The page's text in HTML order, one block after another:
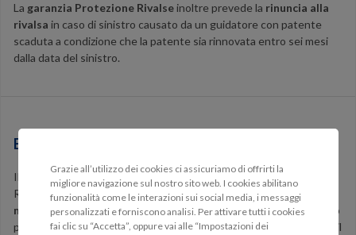
La garanzia Protezione Rivalse inoltre prevede la rinuncia alla
rivalsa in caso di sinistro causato da un guidatore con patente
scaduta a condizione che la patente sia rinnovata entro sei mesi
dalla data del sinistro.
Bonus Protetto
Il bonus protetto è una condizione particolare della garanzia
Responsabilità Civile checonsente di conservare la classe di
merito GenialClick del contratto, conseguente al primo sinistro
pagato con colpa avvenuto nel periodo di validità della polizza con il
Grazie all’utilizzo dei cookies ci assicuriamo di offrirti la
migliore navigazione sul nostro sito web. I cookies abilitano
funzionalità come le interazioni sui social media, i messaggi
personalizzati e forniscono analisi. Per attivare tutti i cookies
fai clic su “Accetta”, oppure vai alle “Impostazioni dei